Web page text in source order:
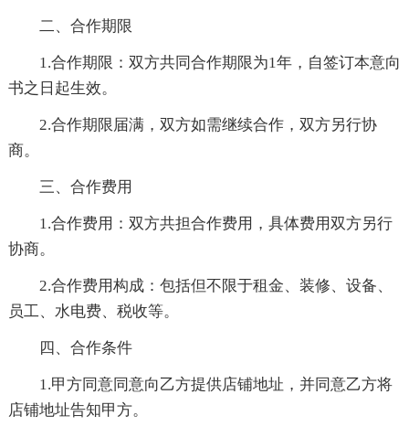
二、合作期限
1.合作期限：双方共同合作期限为1年，自签订本意向
书之日起生效。
2.合作期限届满，双方如需继续合作，双方另行协
商。
三、合作费用
1.合作费用：双方共担合作费用，具体费用双方另行
协商。
2.合作费用构成：包括但不限于租金、装修、设备、
员工、水电费、税收等。
四、合作条件
1.甲方同意同意向乙方提供店铺地址，并同意乙方将
店铺地址告知甲方。